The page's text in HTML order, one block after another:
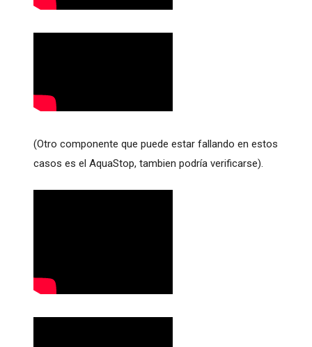
(Otro componente que puede estar fallando en estos
casos es el AquaStop, tambien podría verificarse).